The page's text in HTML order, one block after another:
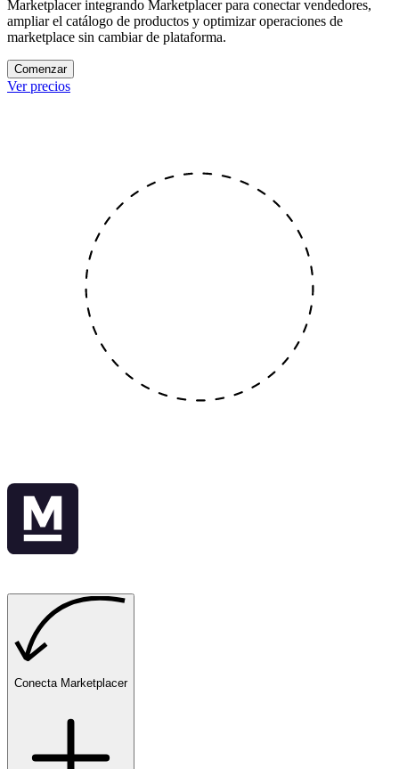
Marketplacer integrando Marketplacer para conectar vendedores,
ampliar el catálogo de productos y optimizar operaciones de
marketplace sin cambiar de plataforma.
Comenzar
Ver precios
Conecta Marketplacer